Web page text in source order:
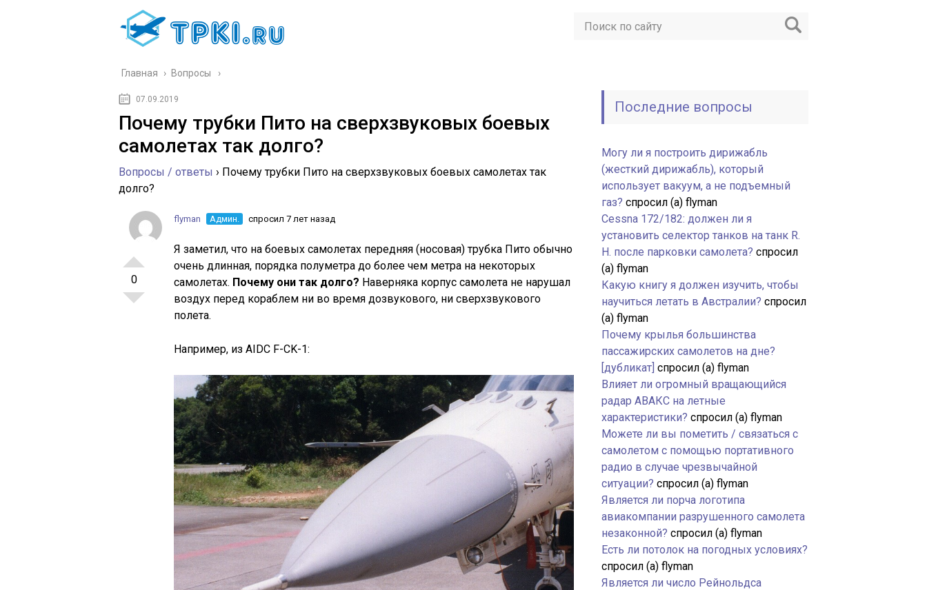
Главная › Вопросы
07.09.2019
Почему трубки Пито на сверхзвуковых боевых
самолетах так долго?
Вопросы / ответы › Почему трубки Пито на сверхзвуковых боевых самолетах так
долго?
0
flyman Админ. спросил 7 лет назад
Я заметил, что на боевых самолетах передняя (носовая) трубка Пито обычно
очень длинная, порядка полуметра до более чем метра на некоторых
самолетах. Почему они так долго? Наверняка корпус самолета не нарушал
воздух перед кораблем ни во время дозвукового, ни сверхзвукового
полета.
Например, из AIDC F-CK-1:
Последние вопросы
Могу ли я построить дирижабль
(жесткий дирижабль), который
использует вакуум, а не подъемный
газ? спросил (а) flyman
Cessna 172/182: должен ли я
установить селектор танков на танк R.
H. после парковки самолета? спросил
(а) flyman
Какую книгу я должен изучить, чтобы
научиться летать в Австралии? спросил
(а) flyman
Почему крылья большинства
пассажирских самолетов на дне?
[дубликат] спросил (а) flyman
Влияет ли огромный вращающийся
радар АВАКС на летные
характеристики? спросил (а) flyman
Можете ли вы пометить / связаться с
самолетом с помощью портативного
радио в случае чрезвычайной
ситуации? спросил (а) flyman
Является ли порча логотипа
авиакомпании разрушенного самолета
незаконной? спросил (а) flyman
Есть ли потолок на погодных условиях?
спросил (а) flyman
Является ли число Рейнольдса